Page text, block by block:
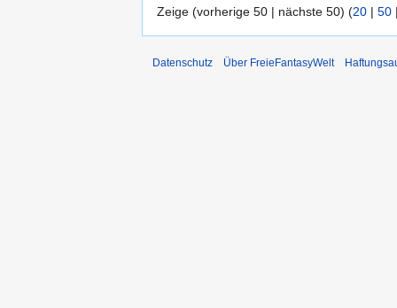
Zeige (vorherige 50 | nächste 50) (20 | 50
Datenschutz Über FreieFantasyWelt